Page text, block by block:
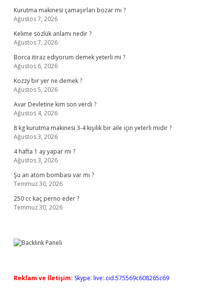
Kurutma makinesi çamaşırları bozar mı ?
Ağustos 7, 2026
Kelime sözlük anlamı nedir ?
Ağustos 7, 2026
Borca itiraz ediyorum demek yeterli mi ?
Ağustos 6, 2026
Kozzy bir yer ne demek ?
Ağustos 5, 2026
Avar Devletine kim son verdi ?
Ağustos 4, 2026
8 kg kurutma makinesi 3-4 kişilik bir aile için yeterli midir ?
Ağustos 3, 2026
4 hafta 1 ay yapar mı ?
Ağustos 3, 2026
Şu an atom bombası var mı ?
Temmuz 30, 2026
250 cc kaç perno eder ?
Temmuz 30, 2026
Reklam ve İletişim: Skype: live:.cid.575569c608265c69